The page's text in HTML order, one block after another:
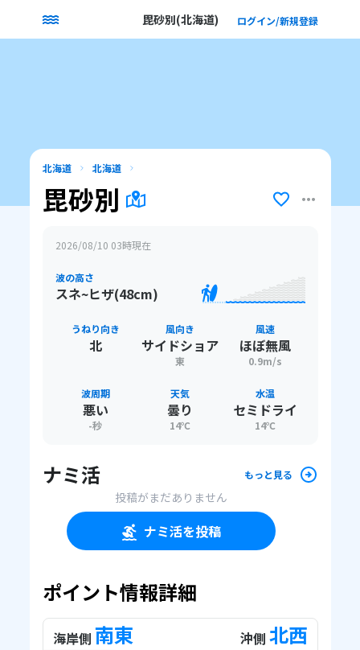
毘砂別(北海道) ログイン/新規登録
北海道 北海道
毘砂別
2026/08/10 03時現在
波の高さ
スネ~ヒザ(48cm)
うねり向き
北
風向き
サイドショア
東
風速
ほぼ無風
0.9m/s
波周期
悪い
-秒
天気
曇り
14℃
水温
セミドライ
14℃
ナミ活 もっと見る
投稿がまだありません
ナミ活を投稿
ポイント情報詳細
海岸側 南東 沖側 北西